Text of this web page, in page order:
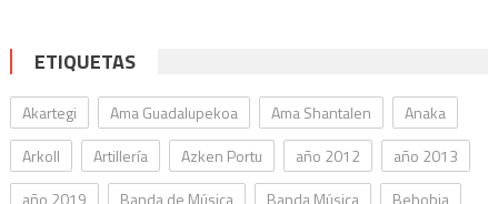
ETIQUETAS
Akartegi Ama Guadalupekoa Ama Shantalen
Anaka
Arkoll
Artillería Azken Portu año 2012
año 2013
año 2019
Banda de Música Banda Música
Behobia